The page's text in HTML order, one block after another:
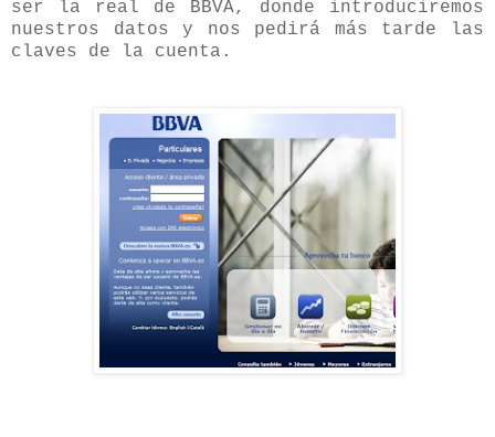
ser la real de BBVA, donde introduciremos
nuestros datos y nos pedirá más tarde las
claves de la cuenta.